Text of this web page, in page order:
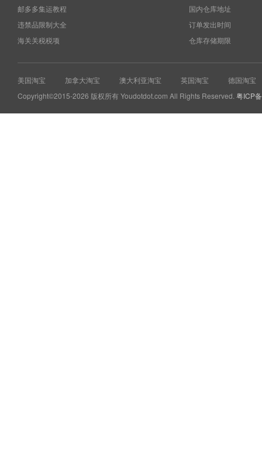
邮多多集运教程
违禁品限制大全
海关关税税项
国内仓库地址
订单发出时间
仓库存储期限
美国淘宝 加拿大淘宝 澳大利亚淘宝 英国淘宝
德国淘宝
Copyright©2015-2026 版权所有 Youdotdot.com All Rights Reserved. 粤ICP